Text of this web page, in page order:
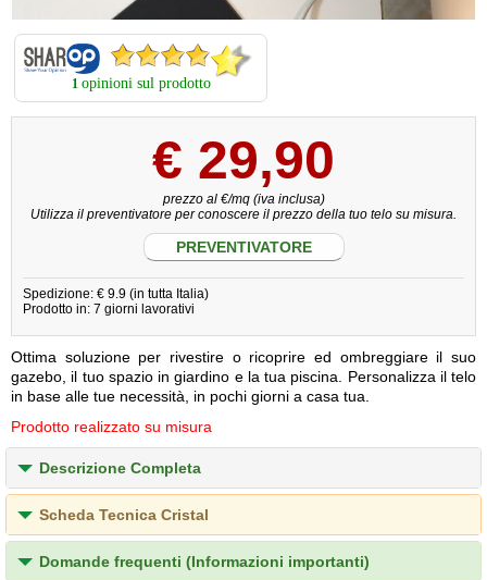
1 opinioni sul prodotto
€ 29,90
prezzo al €/mq (iva inclusa)
Utilizza il preventivatore per conoscere il prezzo della tuo telo su misura.
PREVENTIVATORE
Spedizione: € 9.9 (in tutta Italia)
Prodotto in: 7 giorni lavorativi
Ottima soluzione per rivestire o ricoprire ed ombreggiare il suo
gazebo, il tuo spazio in giardino e la tua piscina. Personalizza il telo
in base alle tue necessità, in pochi giorni a casa tua.
Prodotto realizzato su misura
Descrizione Completa
Scheda Tecnica Cristal
Domande frequenti (Informazioni importanti)